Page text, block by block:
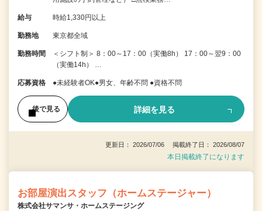
給与 時給1,330円以上
勤務地 東京都全域
勤務時間
＜シフト制＞ 8：00～17：00（実働8h） 17：00～翌9：00
（実働14h） …
応募資格 ●未経験者OK●男女、年齢不問 ●資格不問
後で見る 詳細を見る
更新日： 2026/07/06 掲載終了日： 2026/08/07
本日掲載終了になります
お部屋演出スタッフ（ホームステージャー）
株式会社サマンサ・ホームステージング